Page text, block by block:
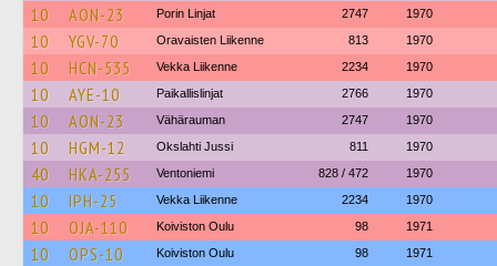
10 AON-23 Porin Linjat 2747 1970
10 YGV-70 Oravaisten Liikenne 813 1970
10 HCN-535 Vekka Liikenne 2234 1970
10 AYE-10 Paikallislinjat 2766 1970
10 AON-23 Vähärauman 2747 1970
10 HGM-12 Okslahti Jussi 811 1970
40 HKA-255 Ventoniemi 828 / 472 1970
10 IPH-25 Vekka Liikenne 2234 1970
10 OJA-110 Koiviston Oulu 98 1971
10 OPS-10 Koiviston Oulu 98 1971